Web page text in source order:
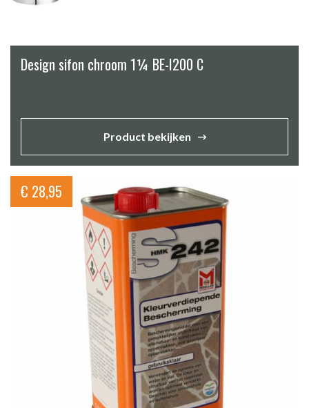
Design sifon chroom 1¼ BE-I200 C
Product bekijken
€ 28,95